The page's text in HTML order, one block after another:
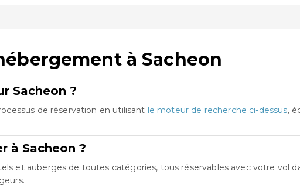
à Sacheon
Sacheon ?
de réservation en utilisant le moteur de recherche ci-dessus,
à Sacheon ?
et auberges de toutes catégories, tous réservables avec votre vol